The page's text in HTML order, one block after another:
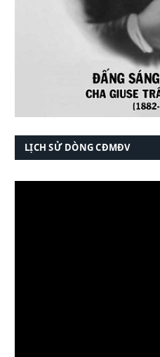
LỊCH SỬ DÒNG CĐMĐV